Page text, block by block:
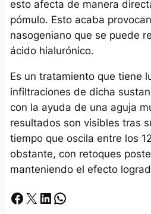
esto afecta de manera
pómulo. Esto acaba
nasogeniano que se puede
ácido hialurónico.
Es un tratamiento que tiene
infiltraciones de dicha
con la ayuda de una aguja
resultados son visibles tras
tiempo que oscila entre los
obstante, con retoques
manteniendo el efecto
Facebook X LinkedIn Whatsapp